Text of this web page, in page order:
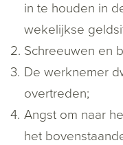
in te houden in
wekelijkse
Schreeuwen en
De werknemer
overtreden;
Angst om naar
het